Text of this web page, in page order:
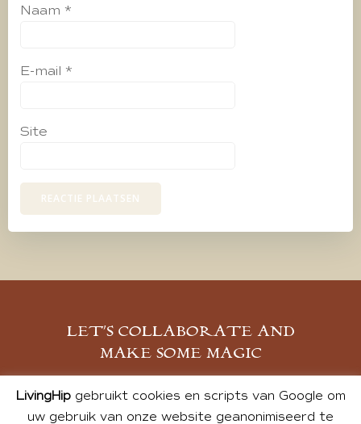
Naam *
E-mail *
Site
LET’S COLLABORATE AND
MAKE SOME MAGIC
MELD JE AAN
LivingHipgebruikt cookies en scripts van Google om
uw gebruik van onze website geanonimiseerd te